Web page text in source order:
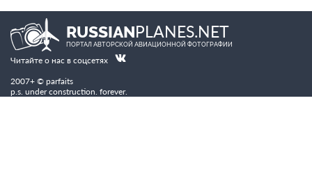
RUSSIANPLANES.NET
ПОРТАЛ АВТОРСКОЙ АВИАЦИОННОЙ ФОТОГРАФИИ
Читайте о нас в соцсетях
2007+ © parfaits
p.s. under construction. forever.